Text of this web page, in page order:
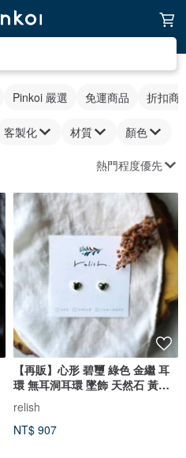
Pinkoi 嚴選 免運商品 折扣商
客製化 材質 顏色
熱門程度優先
【再販】心形 碧璽 綠色 金繼 耳
環 無耳洞耳環 墜飾 天然石 黃金
綠色 小巧 精緻 簡約 禮物 贈禮
relish
NT$ 907